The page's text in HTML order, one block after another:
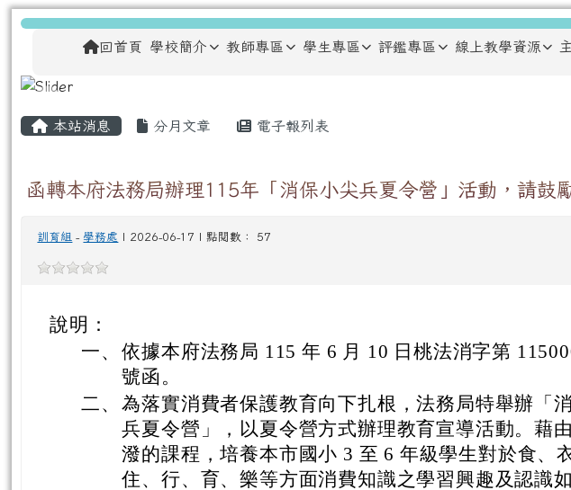
跳至主內容區
龍安國民小學
導覽列回首頁 學校簡介 教師專區 學生專區 評鑑專區 線上教學資源
主內容區域
本站消息 分月文章 電子報列表
函轉本府法務局辦理115年「消保小尖兵夏令營」活動，請鼓
訓育組 - 學務處 | 2026-06-17 | 點閱數： 57
說明：
一、 依據本府法務局 115 年 6 月 10 日桃法消字第
號函。
二、 為落實消費者保護教育向下扎根，法務局特舉辦「
兵夏令營」，以夏令營方式辦理教育宣導活動。藉
潑的課程，培養本市國小 3 至 6 年級學生對於食、衣
住、行、育、樂等方面消費知識之學習興趣及認識
頁尾區域